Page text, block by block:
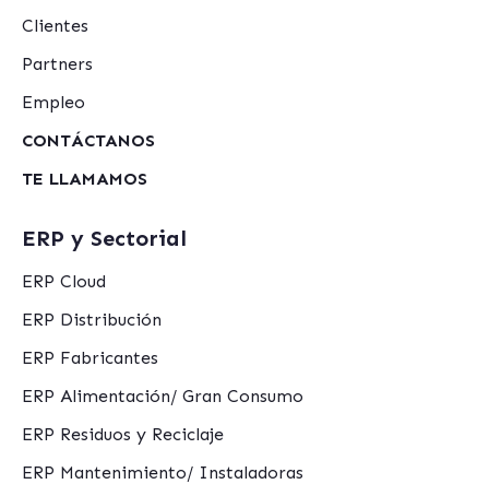
Clientes
Partners
Empleo
CONTÁCTANOS
TE LLAMAMOS
ERP y Sectorial
ERP Cloud
ERP Distribución
ERP Fabricantes
ERP Alimentación/ Gran Consumo
ERP Residuos y Reciclaje
ERP Mantenimiento/ Instaladoras